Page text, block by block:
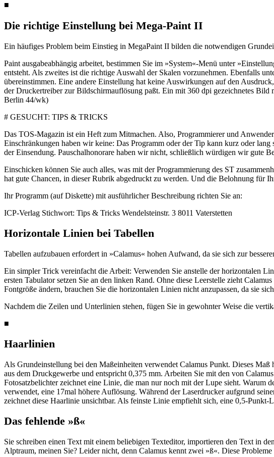
■
Die richtige Einstellung bei Mega-Paint II
Ein häufiges Problem beim Einstieg in MegaPaint II bilden die notwendigen
Paint ausgabeabhängig arbeitet, bestimmen Sie im »System«-Menü unter
entsteht. Als zweites ist die richtige Auswahl der Skalen vorzunehmen. Ebenfalls
übereinstimmen. Eine andere Einstellung hat keine Auswirkungen auf den
der Druckertreiber zur Bildschirmauflösung paßt. Ein mit 360 dpi gezeichnetes
Berlin 44/wk)
# GESUCHT: TIPS & TRICKS
Das TOS-Magazin ist ein Heft zum Mitmachen. Also, Programmierer und
Einschränkungen haben wir keine: Das Programm oder der Tip kann kurz oder
der Einsendung. Pauschalhonorare haben wir nicht, schließlich würdigen wir gute
Einschicken können Sie auch alles, was mit der Programmierung des ST
hat gute Chancen, in dieser Rubrik abgedruckt zu werden. Und die Belohnung für
Ihr Programm (auf Diskette) mit ausführlicher Beschreibung richten Sie an:
ICP-Verlag Stichwort: Tips & Tricks Wendelsteinstr. 3 8011 Vaterstetten
Horizontale Linien bei Tabellen
Tabellen aufzubauen erfordert in »Calamus« hohen Aufwand, da sie sich zur
Ein simpler Trick vereinfacht die Arbeit: Verwenden Sie anstelle der horizontalen
ersten Tabulator setzen Sie an den linken Rand. Ohne diese Leerstelle zieht
Fontgröße ändern, brauchen Sie die horizontalen Linien nicht anzupassen, da sie
Nachdem die Zeilen und Unterlinien stehen, fügen Sie in gewohnter Weise die
■
Haarlinien
Als Grundeinstellung bei den Maßeinheiten verwendet Calamus Punkt. Dieses
aus dem Druckgewerbe und entspricht 0,375 mm. Arbeiten Sie mit den von
Fotosatzbelichter zeichnet eine Linie, die man nur noch mit der Lupe sieht. Warum
verwendet, eine 17mal höhere Auflösung. Während der Laserdrucker aufgrund
zeichnet diese Haarlinie unsichtbar. Als feinste Linie empfiehlt sich, eine 0,5-Punkt-
Das fehlende »ß«
Sie schreiben einen Text mit einem beliebigen Texteditor, importieren den Text in
Alptraum, meinen Sie? Leider nicht, denn Calamus kennt zwei »ß«. Diese